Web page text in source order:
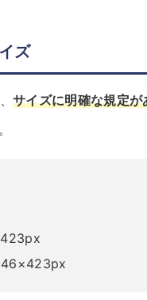
ズ
サイズに明確な規定が